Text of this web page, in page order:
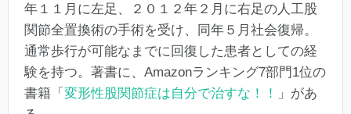
年１１月に左足、２０１２年２月に右足の人工股
関節全置換術の手術を受け、同年５月社会復帰。
通常歩行が可能なまでに回復した患者としての経
験を持つ。著書に、Amazonランキング7部門1位の
書籍「 変形性股関節症は自分で治すな！！
」があ